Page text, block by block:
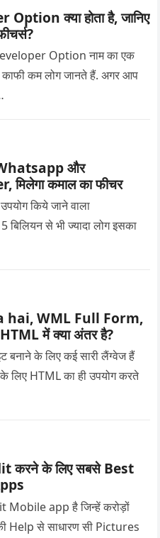
क्या होता है, जानिए
Option नाम का एक
काफी कम लोग जानते हैं. अगर आप
और
मिलेगा कमाल का फीचर
किये जाने वाला
से भी ज्यादा लोग इसका
hai, WML Full Form,
में क्या अंतर है?
बनाने के लिए कई सारी लैंग्वेज हैं
लिए HTML का ही उपयोग करते
करने के लिए सबसे Best
Mobile app है जिन्हें करोड़ों
Help से साधारण सी Pictures